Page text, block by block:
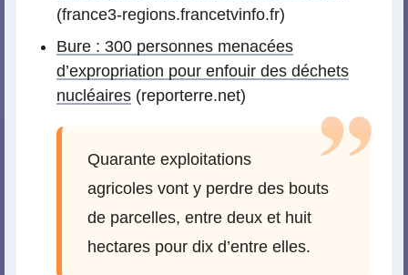
(france3-regions.francetvinfo.fr)
Bure : 300 personnes menacées
d’expropriation pour enfouir des déchets
nucléaires (reporterre.net)
Quarante exploitations
agricoles vont y perdre des bouts
de parcelles, entre deux et huit
hectares pour dix d’entre elles.